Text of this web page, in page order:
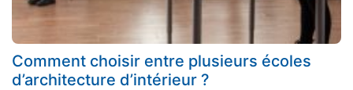
Comment choisir entre plusieurs écoles
d’architecture d’intérieur ?